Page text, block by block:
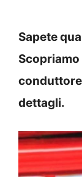
Sapete
dettagli.